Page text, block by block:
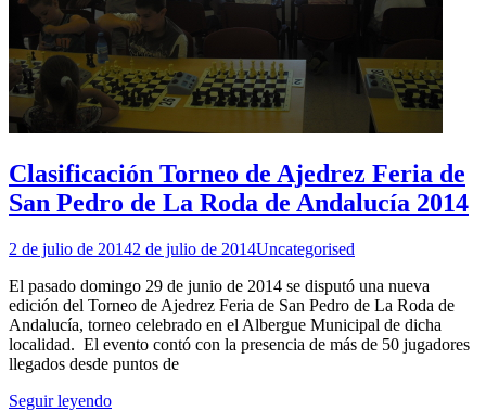
Clasificación Torneo de Ajedrez Feria de
San Pedro de La Roda de Andalucía 2014
2 de julio de 20142 de julio de 2014Uncategorised
El pasado domingo 29 de junio de 2014 se disputó una nueva
edición del Torneo de Ajedrez Feria de San Pedro de La Roda de
Andalucía, torneo celebrado en el Albergue Municipal de dicha
localidad. El evento contó con la presencia de más de 50 jugadores
llegados desde puntos de
Seguir leyendo